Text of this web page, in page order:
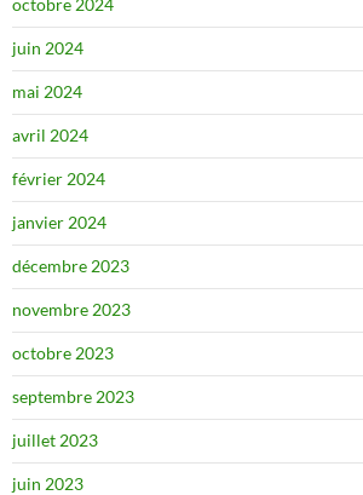
octobre 2024
juin 2024
mai 2024
avril 2024
février 2024
janvier 2024
décembre 2023
novembre 2023
octobre 2023
septembre 2023
juillet 2023
juin 2023